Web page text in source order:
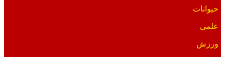
حیوانات
علمی
ورزش